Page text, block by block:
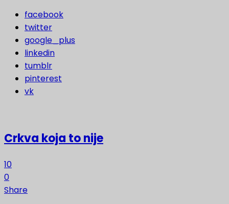
facebook
twitter
google_plus
linkedin
tumblr
pinterest
vk
Crkva koja to nije
10
0
Share